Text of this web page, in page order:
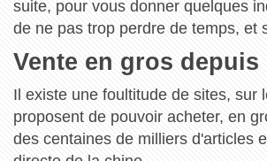
suite, pour vous donner quelques
de ne pas trop perdre de temps, et
Vente en gros depuis
Il existe une foultitude de sites, sur
proposent de pouvoir acheter, en
des centaines de milliers d'articles